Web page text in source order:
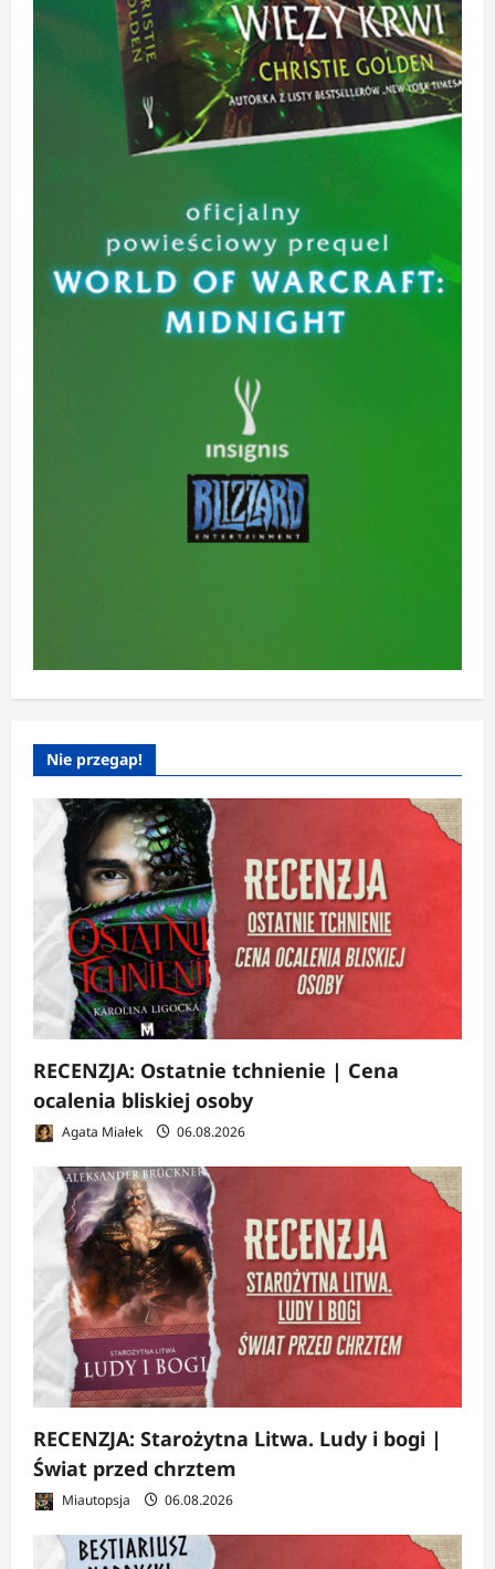
Nie przegap!
RECENZJA: Ostatnie tchnienie | Cena
ocalenia bliskiej osoby
Agata Miałek 06.08.2026
RECENZJA: Starożytna Litwa. Ludy i bogi |
Świat przed chrztem
Miautopsja 06.08.2026